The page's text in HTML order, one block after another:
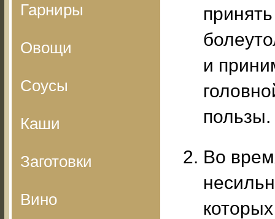
Гарниры
Овощи
Соусы
Каши
Заготовки
Вино
и
пользы.
Во